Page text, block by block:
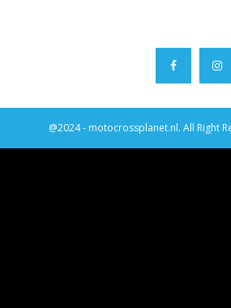
@2024 - motocrossplanet.nl. All Right